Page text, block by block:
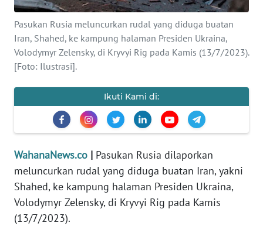
Pasukan Rusia meluncurkan rudal yang diduga buatan
Iran, Shahed, ke kampung halaman Presiden Ukraina,
Volodymyr Zelensky, di Kryvyi Rig pada Kamis (13/7/2023).
[Foto: Ilustrasi].
Ikuti Kami di:
WahanaNews.co | Pasukan Rusia dilaporkan
meluncurkan rudal yang diduga buatan Iran, yakni
Shahed, ke kampung halaman Presiden Ukraina,
Volodymyr Zelensky, di Kryvyi Rig pada Kamis
(13/7/2023).
PENDIDIKAN
OLAHRAGA
OPINI
EDITORIAL
Informasi
INDEKS
BERITA
KONTAK